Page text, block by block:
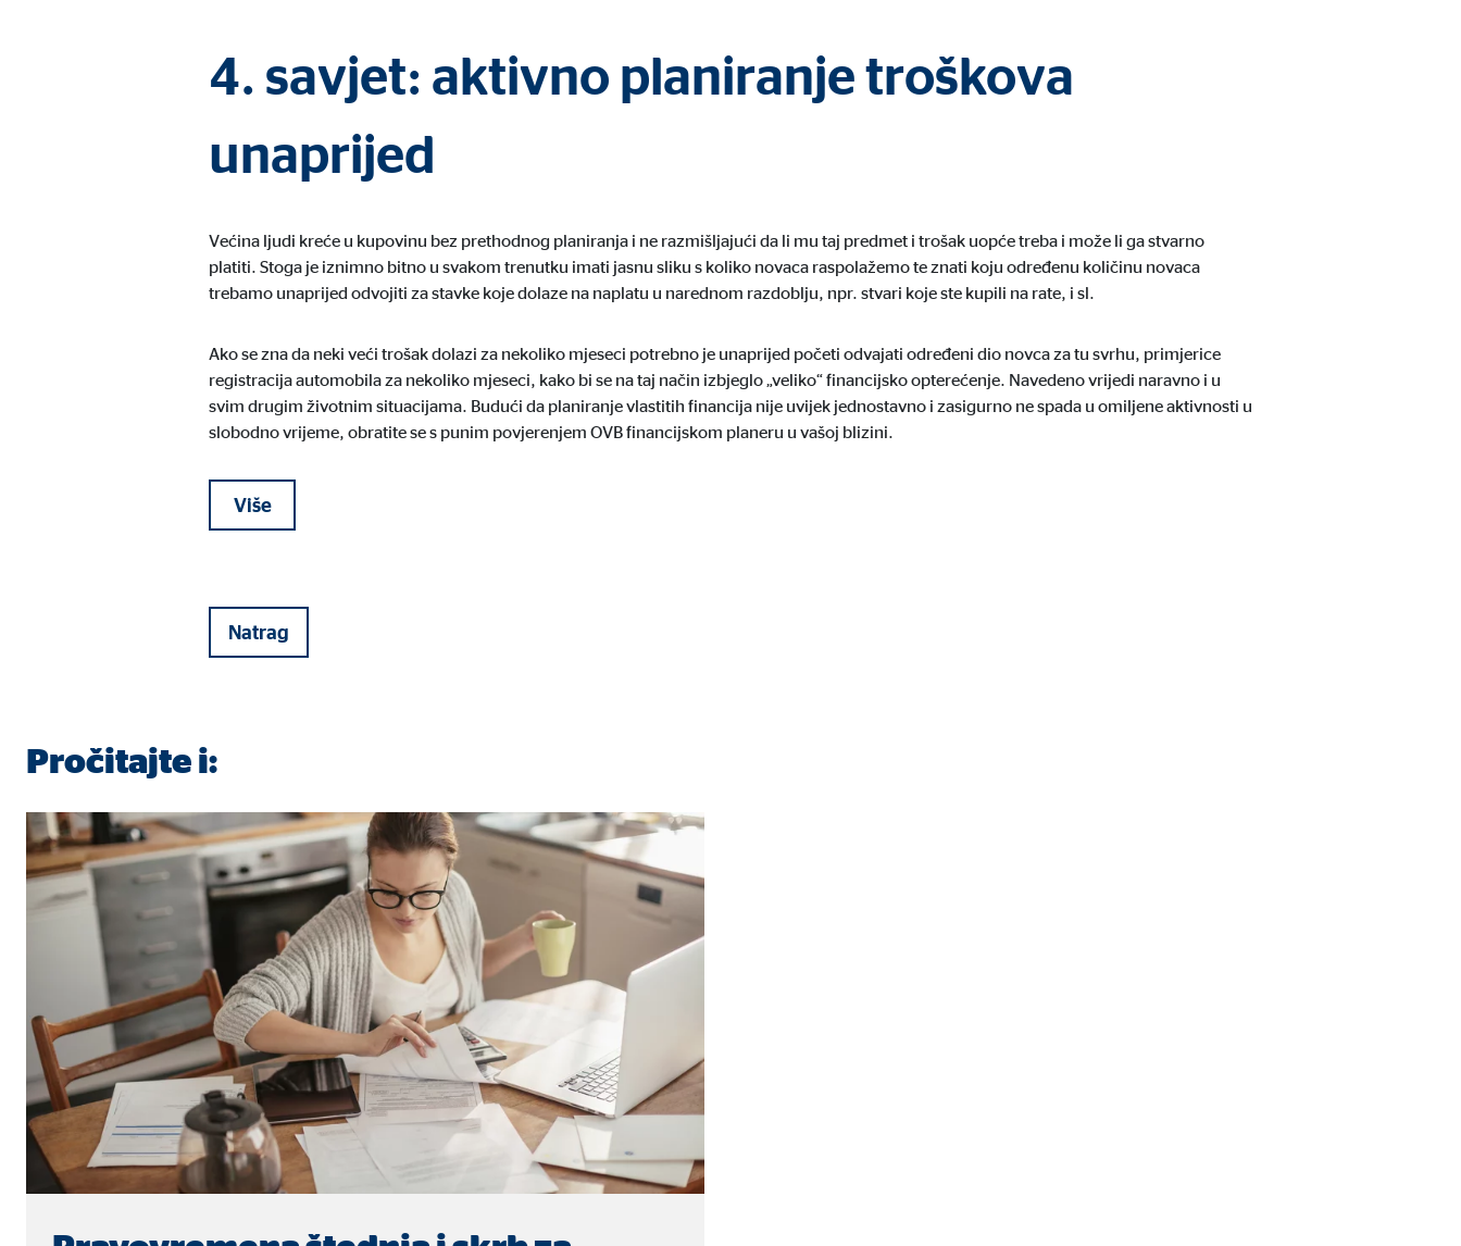
4. savjet: aktivno planiranje troškova
unaprijed
Većina ljudi kreće u kupovinu bez prethodnog planiranja i ne razmišljajući da li mu taj predmet i trošak uopće treba i može li ga stvarno
platiti. Stoga je iznimno bitno u svakom trenutku imati jasnu sliku s koliko novaca raspolažemo te znati koju određenu količinu novaca
trebamo unaprijed odvojiti za stavke koje dolaze na naplatu u narednom razdoblju, npr. stvari koje ste kupili na rate, i sl.
Ako se zna da neki veći trošak dolazi za nekoliko mjeseci potrebno je unaprijed početi odvajati određeni dio novca za tu svrhu, primjerice
registracija automobila za nekoliko mjeseci, kako bi se na taj način izbjeglo „veliko“ financijsko opterećenje. Navedeno vrijedi naravno i u
svim drugim životnim situacijama. Budući da planiranje vlastitih financija nije uvijek jednostavno i zasigurno ne spada u omiljene aktivnosti u
slobodno vrijeme, obratite se s punim povjerenjem OVB financijskom planeru u vašoj blizini.
Više
Natrag
Pročitajte i:
Trajanje kolačića: 24 mjeseca